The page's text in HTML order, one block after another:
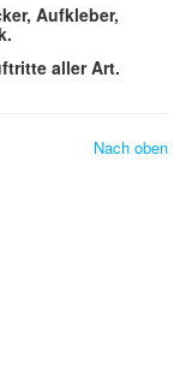
Aufkleber,
aller Art.
Nach oben